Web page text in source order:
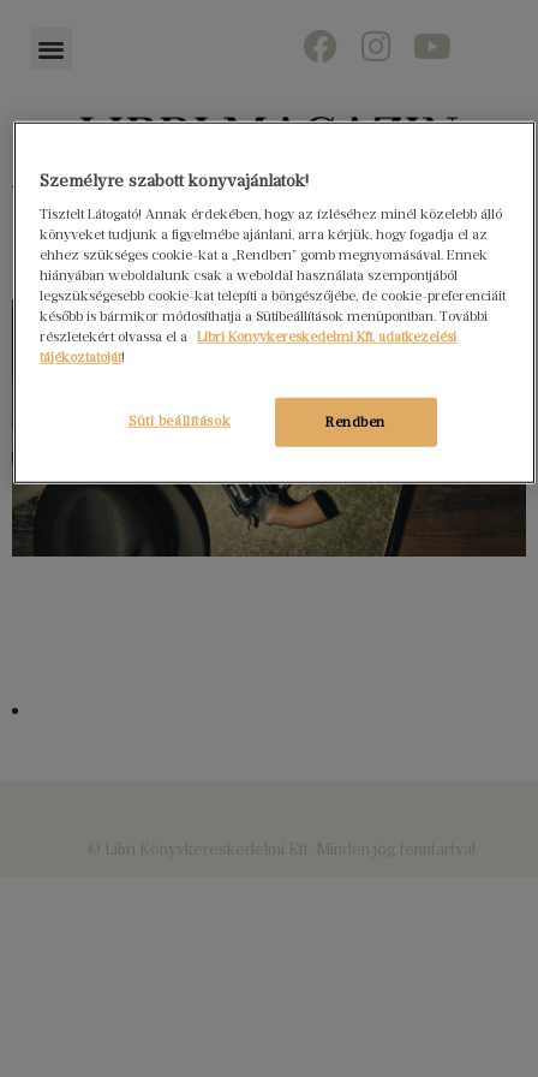
Könyvektől az olvasókig
Személyre szabott könyvajánlatok!
Tisztelt Látogató! Annak érdekében, hogy az ízléséhez minél közelebb álló
könyveket tudjunk a figyelmébe ajánlani, arra kérjük, hogy fogadja el az
ehhez szükséges cookie-kat a „Rendben” gomb megnyomásával. Ennek
hiányában weboldalunk csak a weboldal használata szempontjából
legszükségesebb cookie-kat telepíti a böngészőjébe, de cookie-preferenciáit
később is bármikor módosíthatja a Sütibeállítások menüpontban. További
részletekért olvassa el a
Libri Könyvkereskedelmi Kft. adatkezelési
tájékoztatóját!
Rendben
Süti beállítások